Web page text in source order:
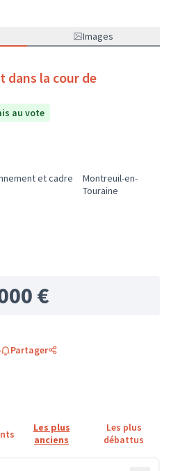
Images
dans la cour de
au vote
résultats de la catégorie :
et cadre
Filtrer les résultats
Montreuil-en-
Touraine
€
Partager
Les plus
anciens
Les plus
débattus